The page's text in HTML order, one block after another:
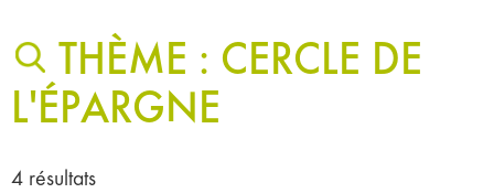
THÈME : CERCLE DE
L'ÉPARGNE
4 résultats